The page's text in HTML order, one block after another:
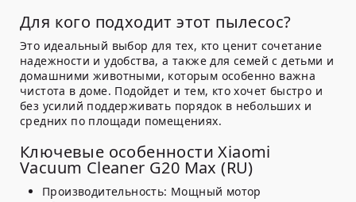
Для кого подходит этот пылесос?
Это идеальный выбор для тех, кто ценит сочетание
надежности и удобства, а также для семей с детьми и
домашними животными, которым особенно важна
чистота в доме. Подойдет и тем, кто хочет быстро и
без усилий поддерживать порядок в небольших и
средних по площади помещениях.
Ключевые особенности Xiaomi
Vacuum Cleaner G20 Max (RU)
Производительность: Мощный мотор